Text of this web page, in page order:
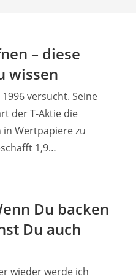
– diese
wissen
versucht. Seine
der T-Aktie die
Wertpapiere zu
1,9…
Du backen
Du auch
wieder werde ich